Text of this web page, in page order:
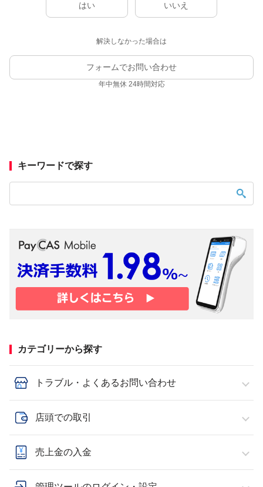
はい いいえ
解決しなかった場合は
フォームでお問い合わせ
年中無休 24時間対応
キーワードで探す
カテゴリーから探す
トラブル・よくあるお問い合わせ
店頭での取引
売上金の入金